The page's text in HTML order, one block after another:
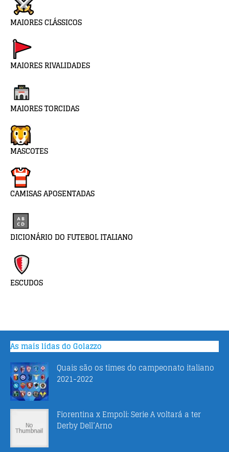
MAIORES CLÁSSICOS
MAIORES RIVALIDADES
MAIORES TORCIDAS
MASCOTES
CAMISAS APOSENTADAS
DICIONÁRIO DO FUTEBOL ITALIANO
ESCUDOS
As mais lidas do Golazzo
Quais são os times do campeonato italiano
2021-2022
Fiorentina x Empoli: Serie A voltará a ter
Derby Dell’Arno